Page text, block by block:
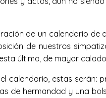
de un calendario
de nuestros
última, de mayor
calendario, estas
de hermandad y una